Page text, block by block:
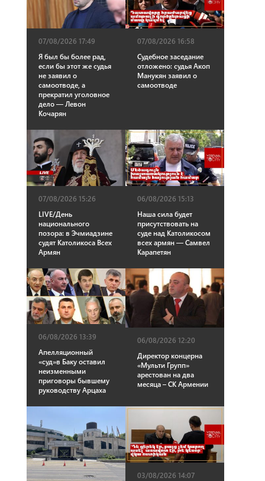
07/08/2026 17:49
Я был бы более рад,
если бы этот же судья
не заявил о
самоотводе, а
прекратил уголовное
дело — Левон
Кочарян
07/08/2026 16:58
Судебное заседание
отложено: судья Акоп
Манукян заявил о
самоотводе
07/08/2026 15:26
LIVE/День
национального
позора: в Эчмиадзине
судят Католикоса Всех
Армян
06/08/2026 15:13
Наша сила будет
присутствовать на
суде над Католикосом
всех армян — Самвел
Карапетян
06/08/2026 13:39
Апелляционный
«суд»в Баку оставил
неизменными
приговоры бывшему
руководству Арцаха
06/08/2026 12:20
Директор концерна
«Мульти Групп»
арестован на два
месяца – СК Армении
03/08/2026 14:07